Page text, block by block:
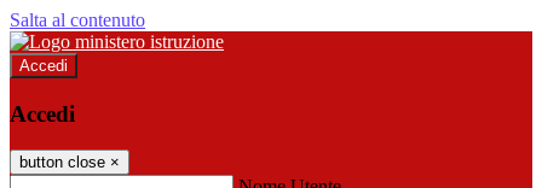
Salta al contenuto
Accedi
Accedi
button close ×